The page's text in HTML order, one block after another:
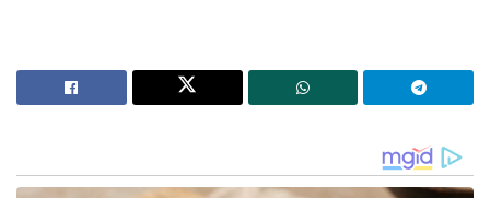
കേസിൽ പ്രതികളെ പിടികൂടാതെ പോലീസ്
കർക്കിടകം കനക്കുന്നു, 3 ജില്ലകളിൽ അതിതീവ്ര മഴ;
അലർട്ടിൽ!’: വരും മണിക്കൂറുകളിൽ പ്രളയസാധ്യത